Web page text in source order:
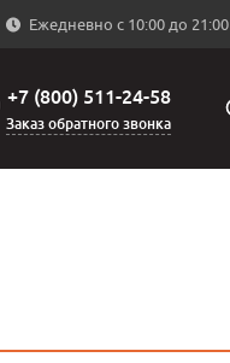
Ежедневно с 10:00 до 21:00
+7 (800) 511-24-58
Заказ обратного звонка